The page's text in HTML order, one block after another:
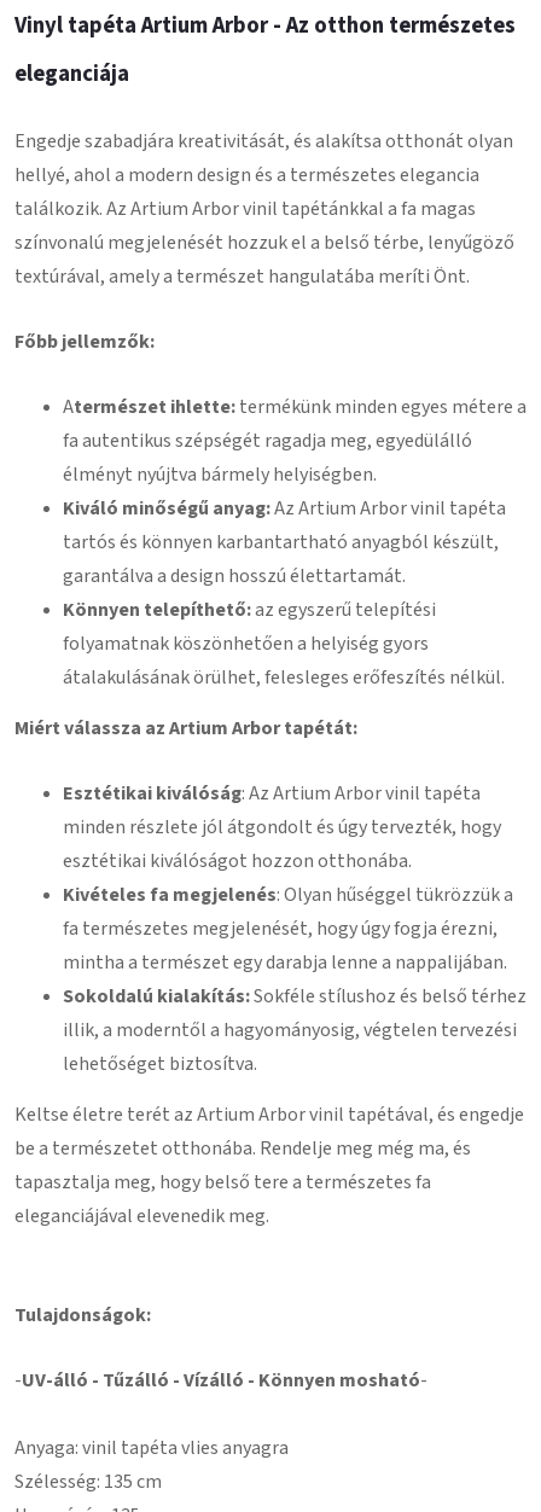
Vinyl tapéta Artium Arbor - Az otthon természetes
eleganciája
Engedje szabadjára kreativitását, és alakítsa otthonát olyan
hellyé, ahol a modern design és a természetes elegancia
találkozik. Az Artium Arbor vinil tapétánkkal a fa magas
színvonalú megjelenését hozzuk el a belső térbe, lenyűgöző
textúrával, amely a természet hangulatába meríti Önt.
Főbb jellemzők:
Atermészet ihlette:termékünk minden egyes métere a
fa autentikus szépségét ragadja meg, egyedülálló
élményt nyújtva bármely helyiségben.
Kiváló minőségű anyag:Az Artium Arbor vinil tapéta
tartós és könnyen karbantartható anyagból készült,
garantálva a design hosszú élettartamát.
Könnyen telepíthető:az egyszerű telepítési
folyamatnak köszönhetően a helyiség gyors
átalakulásának örülhet, felesleges erőfeszítés nélkül.
Miért válassza az Artium Arbor tapétát:
Esztétikai kiválóság: Az Artium Arbor vinil tapéta
minden részlete jól átgondolt és úgy tervezték, hogy
esztétikai kiválóságot hozzon otthonába.
Kivételes fa megjelenés: Olyan hűséggel tükrözzük a
fa természetes megjelenését, hogy úgy fogja érezni,
mintha a természet egy darabja lenne a nappalijában.
Sokoldalú kialakítás:Sokféle stílushoz és belső térhez
illik, a moderntől a hagyományosig, végtelen tervezési
lehetőséget biztosítva.
Keltse életre terét az Artium Arbor vinil tapétával, és engedje
be a természetet otthonába. Rendelje meg még ma, és
tapasztalja meg, hogy belső tere a természetes fa
eleganciájával elevenedik meg.
Tulajdonságok:
-UV-álló - Tűzálló - Vízálló - Könnyen mosható-
Anyaga: vinil tapéta vlies anyagra
Szélesség: 135 cm